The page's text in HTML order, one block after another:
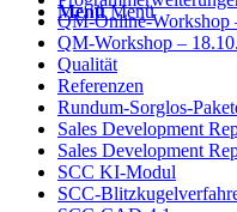
Menü Menü
QM-Online-Workshop
QM-Workshop –
Qualität
Referenzen
Rundum-Sorglos-
Sales Development
Sales Development
SCC KI-Modul
SCC-